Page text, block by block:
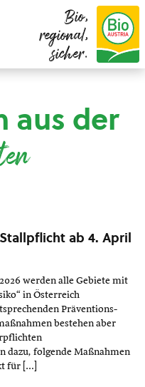
Bio,
regional,
sicher.
aus der
ab 4. April
werden alle Gebiete mit
in Österreich
Präventions-
bestehen aber
dazu, folgende Maßnahmen
für […]